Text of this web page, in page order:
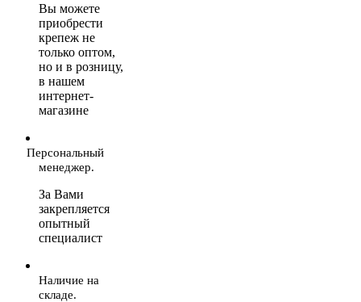
Вы можете
приобрести
крепеж не
только оптом,
но и в розницу,
в нашем
интернет-
магазине
Персональный
менеджер.
За Вами
закрепляется
опытный
специалист
Наличие на
складе.